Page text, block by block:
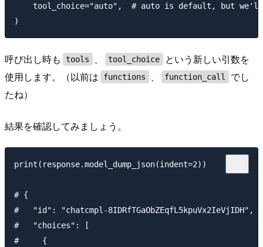
tool_choice="auto",  # auto is default, but
呼び出し時も tools 、 tool_choice
という新しい引数を
使用します。（以前は
functions 、 function_call
でし
たね）
結果を確認してみましょう。
print(response.model_dump_json(indent=2))
# {
#   "id": "chatcmpl-8IDRfTGaObZEqfL5kpuVx2IeVjIDH",
#   "choices": [
#     {